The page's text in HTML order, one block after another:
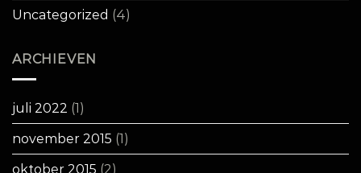
Uncategorized (4)
ARCHIEVEN
juli 2022 (1)
november 2015 (1)
oktober 2015 (2)